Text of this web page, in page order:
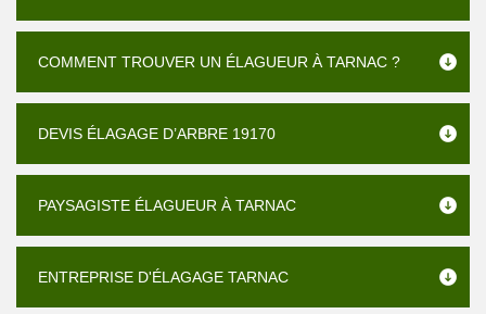
COMMENT TROUVER UN ÉLAGUEUR À TARNAC ?
DEVIS ÉLAGAGE D’ARBRE 19170
PAYSAGISTE ÉLAGUEUR À TARNAC
ENTREPRISE D'ÉLAGAGE TARNAC